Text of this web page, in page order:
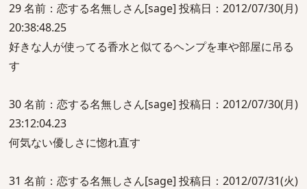
29 名前：恋する名無しさん[sage] 投稿日：2012/07/30(月)
20:38:48.25
好きな人が使ってる香水と似てるヘンプを車や部屋に吊る
す
30 名前：恋する名無しさん[sage] 投稿日：2012/07/30(月)
23:12:04.23
何気ない優しさに惚れ直す
31 名前：恋する名無しさん[sage] 投稿日：2012/07/31(火)